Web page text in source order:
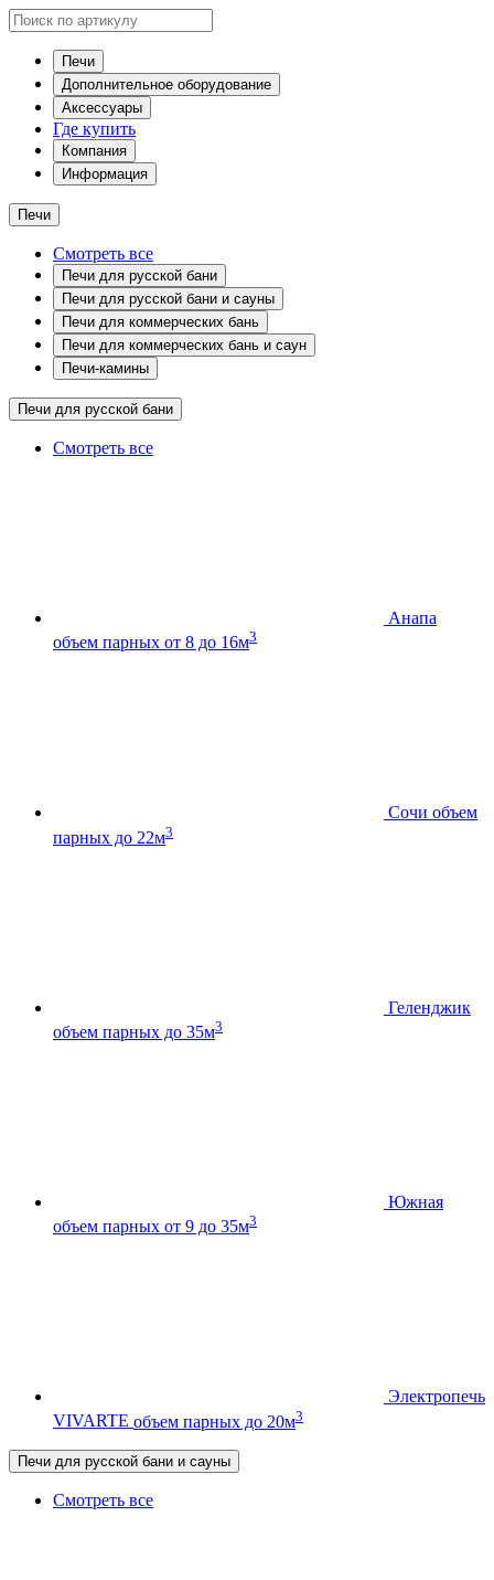
Печи
Дополнительное оборудование
Аксессуары
Где купить
Компания
Информация
Печи
Смотреть все
Печи для русской бани
Печи для русской бани и сауны
Печи для коммерческих бань
Печи для коммерческих бань и саун
Печи-камины
Печи для русской бани
Смотреть все
Анапа
объем парных от 8 до 16м3
Сочи объем
парных до 22м3
Геленджик
объем парных до 35м3
Южная
объем парных от 9 до 35м3
Электропечь
VIVARTE объем парных до 20м3
Печи для русской бани и сауны
Смотреть все